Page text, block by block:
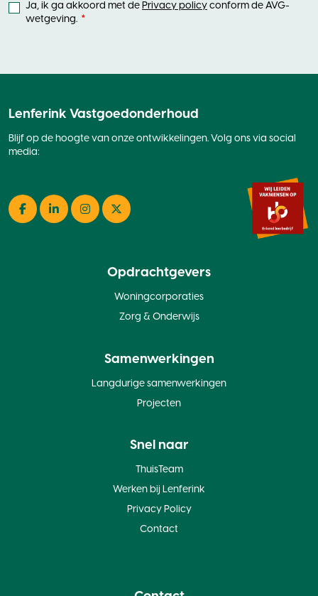
Ja, ik ga akkoord met de Privacy policy conform de AVG-
wetgeving.
Lenferink Vastgoedonderhoud
Blijf op de hoogte van onze ontwikkelingen. Volg ons via social
media:
Facebook
LinkedInInstagramTwitter
Opdrachtgevers
Woningcorporaties
Zorg & Onderwijs
Samenwerkingen
Langdurige samenwerkingen
Projecten
Snel naar
ThuisTeam
Werken bij Lenferink
Privacy Policy
Contact